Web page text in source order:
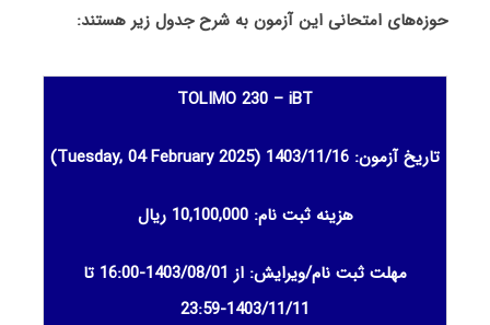
حوزه‌های امتحانی این آزمون به شرح جدول زیر هستند:
TOLIMO 230 – iBT
تاریخ آزمون: 1403/11/16 (Tuesday, 04 February 2025)
هزینه ثبت نام: 10,100,000 ریال
مهلت ثبت نام/ویرایش: از 1403/08/01-16:00 تا
1403/11/11-23:59